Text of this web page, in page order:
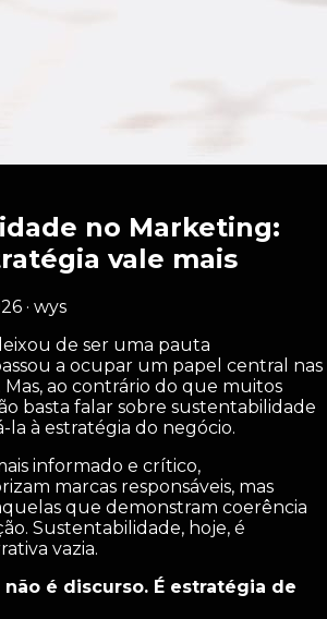
no Marketing:
vale mais
· wys
de ser uma pauta
a ocupar um papel central nas
Mas, ao contrário do que muitos
basta falar sobre sustentabilidade
à estratégia do negócio.
informado e crítico,
marcas responsáveis, mas
que demonstram coerência
Sustentabilidade, hoje, é
vazia.
é discurso. É estratégia de